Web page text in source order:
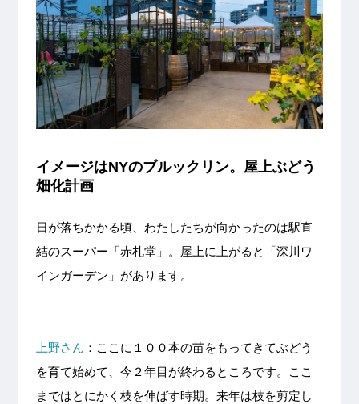
イメージはNYのブルックリン。屋上ぶどう
畑化計画
日が落ちかかる頃、わたしたちが向かったのは駅直
結のスーパー「赤札堂」。屋上に上がると「深川ワ
インガーデン」があります。
上野さん ：ここに１００本の苗をもってきてぶどう
を育て始めて、今２年目が終わるところです。ここ
まではとにかく枝を伸ばす時期。来年は枝を剪定し